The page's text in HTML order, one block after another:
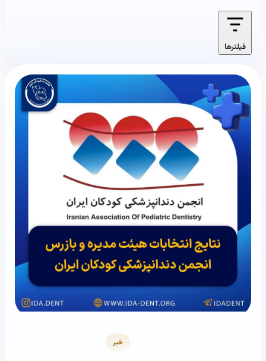
فیلترها
خبر